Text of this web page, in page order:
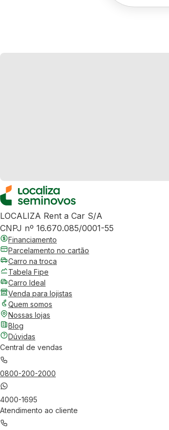
LOCALIZA Rent a Car S/A
CNPJ nº 16.670.085/0001-55
Financiamento
Parcelamento no cartão
Carro na troca
Tabela Fipe
Carro Ideal
Venda para lojistas
Quem somos
Nossas lojas
Blog
Dúvidas
Central de vendas
0800-200-2000
4000-1695
Atendimento ao cliente